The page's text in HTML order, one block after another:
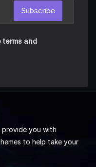
terms and
Subscribe
provide you with
to help take your